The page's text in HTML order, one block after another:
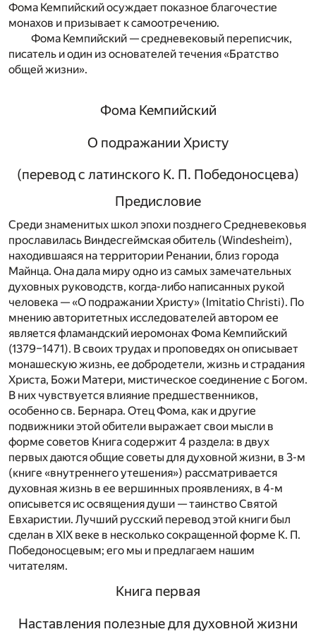
Фома Кемпийский осуждает показное благочестие
монахов и призывает к самоотречению.
Фома Кемпийский — средневековый переписчик,
писатель и один из основателей течения «Братство
общей жизни».
Фома Кемпийский
О подражании Христу
(перевод с латинского К. П. Победоносцева)
Предисловие
Среди знаменитых школ эпохи позднего Средневековья
прославилась Виндесгеймская обитель (Windesheim),
находившаяся на территории Ренании, близ города
Майнца. Она дала миру одно из самых замечательных
духовных руководств, когда-либо написанных рукой
человека — «О подражании Христу» (Imitatio Christi). По
мнению авторитетных исследователей автором ее
является фламандский иеромонах Фома Кемпийский
(1379–1471). В своих трудах и проповедях он описывает
монашескую жизнь, ее добродетели, жизнь и страдания
Христа, Божи Матери, мистическое соединение с Богом.
В них чувствуется влияние предшественников,
особенно св. Бернара. Отец Фома, как и другие
подвижники этой обители выражает свои мысли в
форме советов Книга содержит 4 раздела: в двух
первых даются общие советы для духовной жизни, в 3-м
(книге «внутреннего утешения») рассматривается
духовная жизнь в ее вершинных проявлениях, в 4-м
описывется ис освящения души — таинство Святой
Евхаристии. Лучший русский перевод этой книги был
сделан в XIX веке в несколько сокращенной форме К. П.
Победоносцевым; его мы и предлагаем нашим
читателям.
Книга первая
Наставления полезные для духовной жизни